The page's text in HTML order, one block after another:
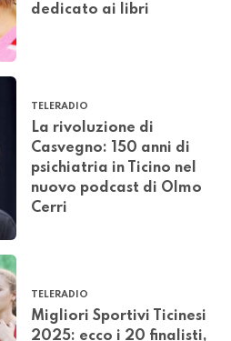
dedicato ai libri
TELERADIO
La rivoluzione di
Casvegno: 150 anni di
psichiatria in Ticino nel
nuovo podcast di Olmo
Cerri
TELERADIO
Migliori Sportivi Ticinesi
2025: ecco i 20 finalisti,